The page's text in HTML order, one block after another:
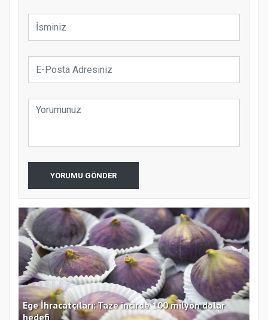
YORUMU GÖNDER
Ege İhracatçıları: Taze incirde 100 milyon dolar
hedefi